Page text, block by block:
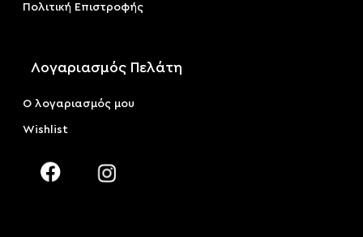
Πολιτική Επιστροφής
Λογαριασμός Πελάτη
Ο λογαριασμός μου
Wishlist